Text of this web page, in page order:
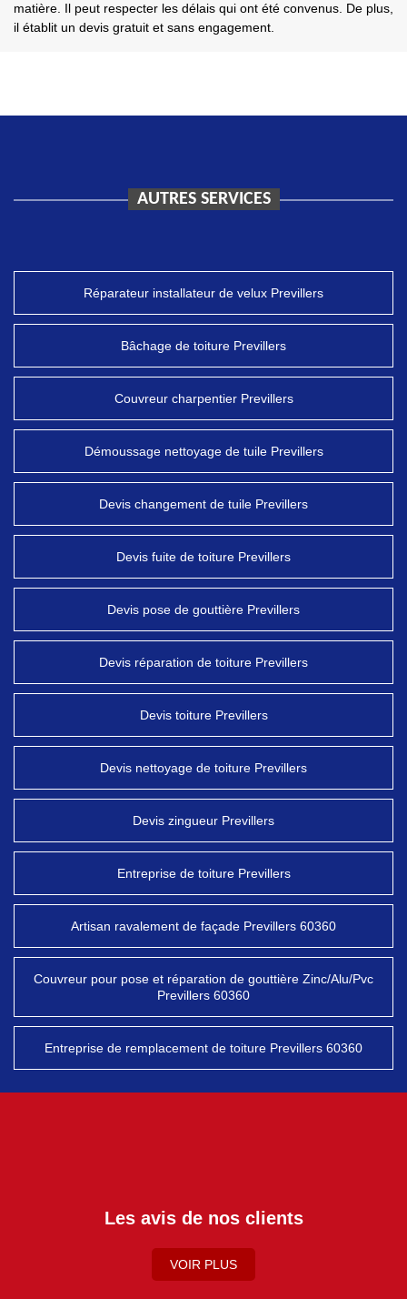
matière. Il peut respecter les délais qui ont été convenus. De plus,
il établit un devis gratuit et sans engagement.
AUTRES SERVICES
Réparateur installateur de velux Previllers
Bâchage de toiture Previllers
Couvreur charpentier Previllers
Démoussage nettoyage de tuile Previllers
Devis changement de tuile Previllers
Devis fuite de toiture Previllers
Devis pose de gouttière Previllers
Devis réparation de toiture Previllers
Devis toiture Previllers
Devis nettoyage de toiture Previllers
Devis zingueur Previllers
Entreprise de toiture Previllers
Artisan ravalement de façade Previllers 60360
Couvreur pour pose et réparation de gouttière Zinc/Alu/Pvc
Previllers 60360
Entreprise de remplacement de toiture Previllers 60360
Les avis de nos clients
VOIR PLUS